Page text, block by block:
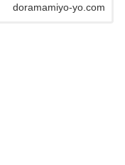
あらすじやネ...
doramamiyo-yo.com